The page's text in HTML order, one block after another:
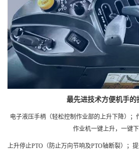
最先进技术方便机手的
电子液压手柄（轻松控制作业部的上升下降）
作业机一键上升，一键下
上升停止PTO（防止万向节响及PTO轴断裂）；